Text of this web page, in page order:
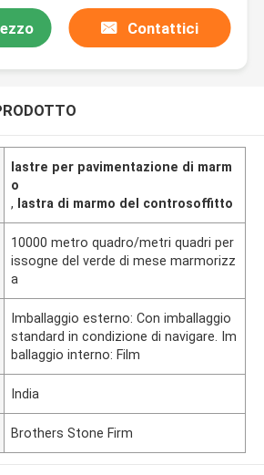
Contattici
lastre per pavimentazione di marm
o
, lastra di marmo del controsoffitto
10000 metro quadro/metri quadri per
issogne del verde di mese marmorizz
a
Imballaggio esterno: Con imballaggio
standard in condizione di navigare. Im
ballaggio interno: Film
India
Brothers Stone Firm